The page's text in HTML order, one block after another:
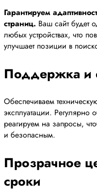
Гарантируем
страниц. Ваш сайт будет
любых устройствах, что
улучшает позиции в
Поддержка и
Обеспечиваем
эксплуатации.
реагируем на запросы,
и безопасным.
Прозрачное
сроки